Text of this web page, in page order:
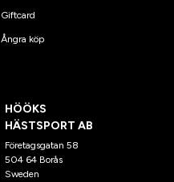
Giftcard
Ångra köp
HÖÖKS
HÄSTSPORT AB
Företagsgatan 58
504 64 Borås
Sweden